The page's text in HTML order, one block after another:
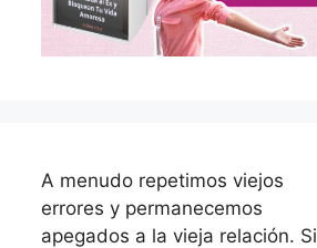
A menudo repetimos viejos
errores y permanecemos
apegados a la vieja relación. Si